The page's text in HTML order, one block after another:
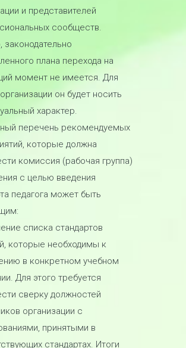
и представителей
сообществ.
законодательно
плана перехода на
момент не имеется. Для
он будет носить
характер.
перечень рекомендуемых
которые должна
комиссия (рабочая группа)
с целью введения
педагога может быть
списка стандартов
которые необходимы к
в конкретном учебном
Для этого требуется
сверку должностей
организации с
принятыми в
стандартах. Итоги